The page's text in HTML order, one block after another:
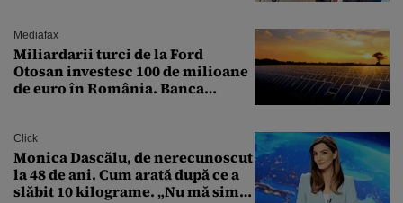
Mediafax
Miliardarii turci de la Ford
Otosan investesc 100 de milioane
de euro în România. Banca
Click
Monica Dascălu, de nerecunoscut
la 48 de ani. Cum arată după ce a
slăbit 10 kilograme. „Nu mă simt